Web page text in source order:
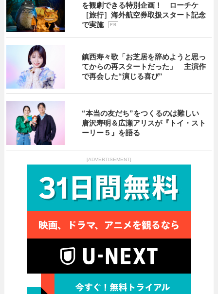
を観劇できる特別企画！ ローチケ
［旅行］海外航空券取扱スタート記念
で実施
P R
鎮西寿々歌「お芝居を辞めようと思っ
てからの再スタートだった」 主演作
で再会した“演じる喜び”
“本当の友だち”をつくるのは難しい
唐沢寿明＆広瀬アリスが『トイ・スト
ーリー５』を語る
[ADVERTISEMENT]